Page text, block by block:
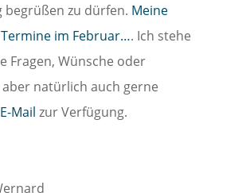
begrüßen zu dürfen. Meine
im Februar…. Ich stehe
Fragen, Wünsche oder
natürlich auch gerne
E-Mail zur Verfügung.